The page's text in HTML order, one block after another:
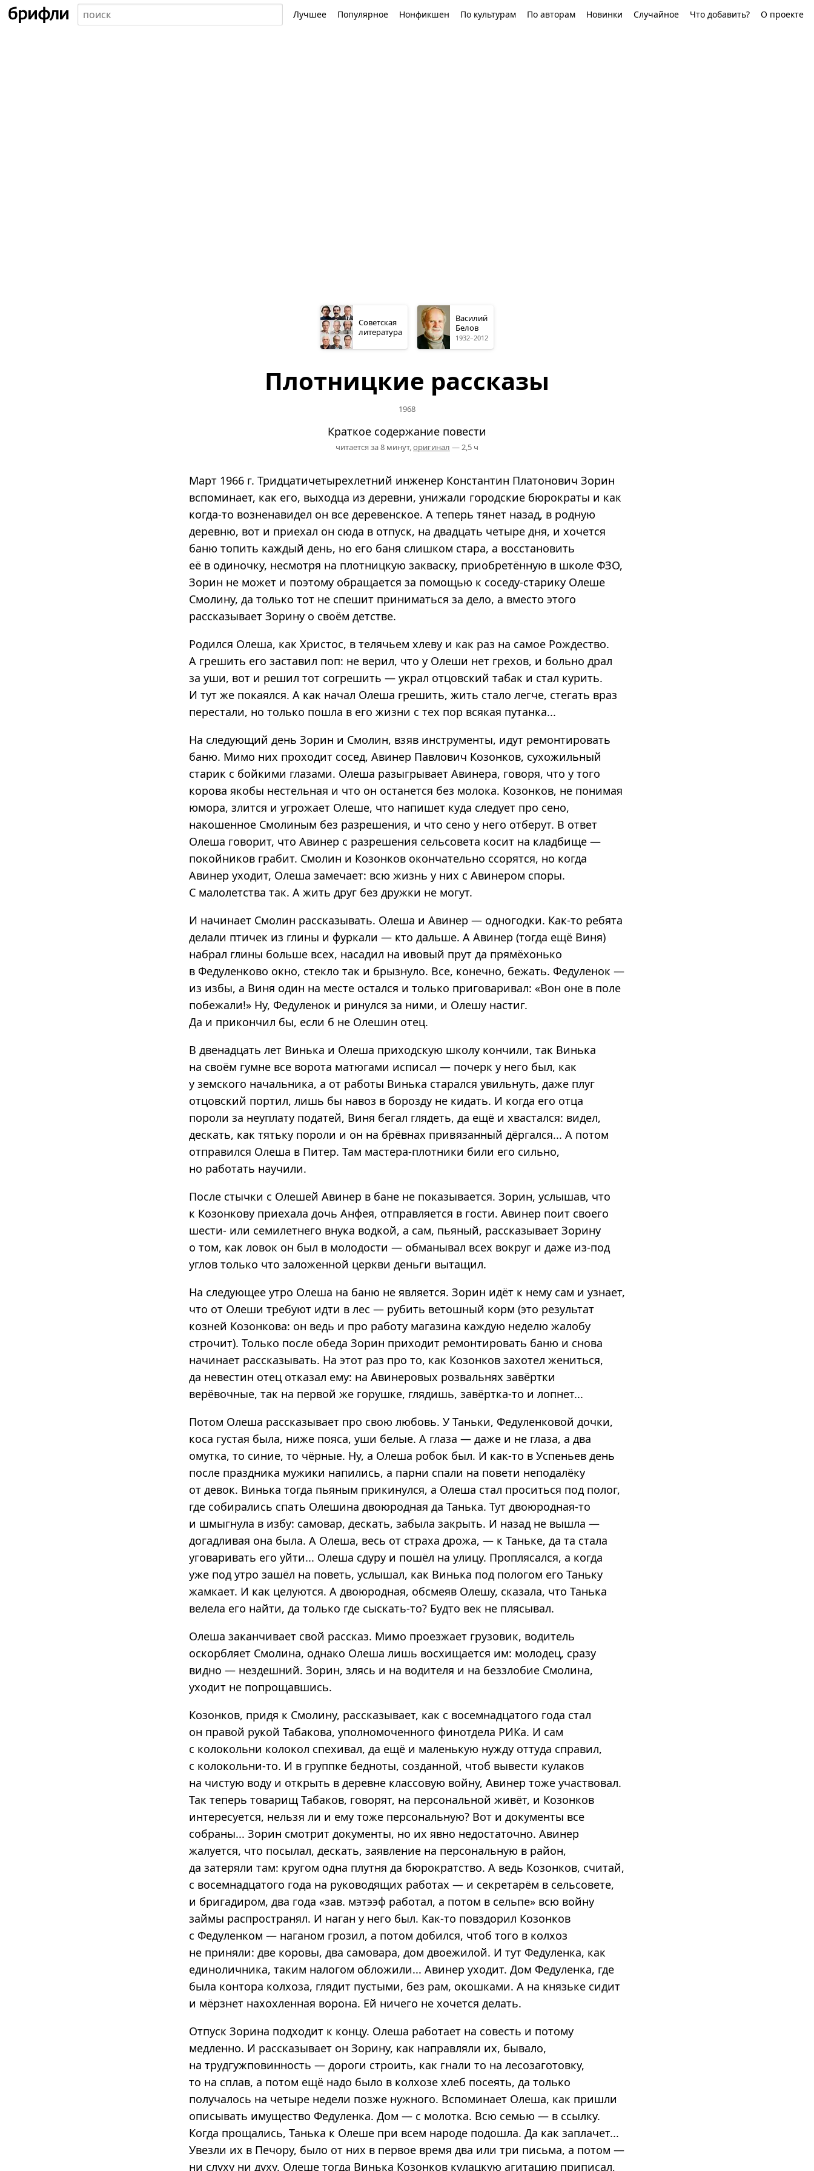
Лучшее Популярное Нонфикшен По культурам По авторам Новинки Случайное Что добавить? О проекте
Советская
литература
Василий
Белов
1932–2012
Плотницкие рассказы
1968
Краткое содержание повести
читается за 8 минут,оригинал — 2,5 ч
Март 1966 г. Тридцатичетырехлетний инженер Константин Платонович Зорин
вспоминает, как его, выходца из деревни, унижали городские бюрократы и как
когда-то возненавидел он все деревенское. А теперь тянет назад, в родную
деревню, вот и приехал он сюда в отпуск, на двадцать четыре дня, и хочется
баню топить каждый день, но его баня слишком стара, а восстановить
её в одиночку, несмотря на плотницкую закваску, приобретённую в школе ФЗО,
Зорин не может и поэтому обращается за помощью к соседу-старику Олеше
Смолину, да только тот не спешит приниматься за дело, а вместо этого
рассказывает Зорину о своём детстве.
Родился Олеша, как Христос, в телячьем хлеву и как раз на самое Рождество.
А грешить его заставил поп: не верил, что у Олеши нет грехов, и больно драл
за уши, вот и решил тот согрешить — украл отцовский табак и стал курить.
И тут же покаялся. А как начал Олеша грешить, жить стало легче, стегать враз
перестали, но только пошла в его жизни с тех пор всякая путанка...
На следующий день Зорин и Смолин, взяв инструменты, идут ремонтировать
баню. Мимо них проходит сосед, Авинер Павлович Козонков, сухожильный
старик с бойкими глазами. Олеша разыгрывает Авинера, говоря, что у того
корова якобы нестельная и что он останется без молока. Козонков, не понимая
юмора, злится и угрожает Олеше, что напишет куда следует про сено,
накошенное Смолиным без разрешения, и что сено у него отберут. В ответ
Олеша говорит, что Авинер с разрешения сельсовета косит на кладбище —
покойников грабит. Смолин и Козонков окончательно ссорятся, но когда
Авинер уходит, Олеша замечает: всю жизнь у них с Авинером споры.
С малолетства так. А жить друг без дружки не могут.
И начинает Смолин рассказывать. Олеша и Авинер — одногодки. Как-то ребята
делали птичек из глины и фуркали — кто дальше. А Авинер (тогда ещё Виня)
набрал глины больше всех, насадил на ивовый прут да прямёхонько
в Федуленково окно, стекло так и брызнуло. Все, конечно, бежать. Федуленок —
из избы, а Виня один на месте остался и только приговаривал: «Вон оне в поле
побежали!» Ну, Федуленок и ринулся за ними, и Олешу настиг.
Да и прикончил бы, если б не Олешин отец.
В двенадцать лет Винька и Олеша приходскую школу кончили, так Винька
на своём гумне все ворота матюгами исписал — почерк у него был, как
у земского начальника, а от работы Винька старался увильнуть, даже плуг
отцовский портил, лишь бы навоз в борозду не кидать. И когда его отца
пороли за неуплату податей, Виня бегал глядеть, да ещё и хвастался: видел,
дескать, как тятьку пороли и он на брёвнах привязанный дёргался... А потом
отправился Олеша в Питер. Там мастера-плотники били его сильно,
но работать научили.
После стычки с Олешей Авинер в бане не показывается. Зорин, услышав, что
к Козонкову приехала дочь Анфея, отправляется в гости. Авинер поит своего
шести- или семилетнего внука водкой, а сам, пьяный, рассказывает Зорину
о том, как ловок он был в молодости — обманывал всех вокруг и даже из-под
углов только что заложенной церкви деньги вытащил.
На следующее утро Олеша на баню не является. Зорин идёт к нему сам и узнает,
что от Олеши требуют идти в лес — рубить ветошный корм (это результат
козней Козонкова: он ведь и про работу магазина каждую неделю жалобу
строчит). Только после обеда Зорин приходит ремонтировать баню и снова
начинает рассказывать. На этот раз про то, как Козонков захотел жениться,
да невестин отец отказал ему: на Авинеровых розвальнях завёртки
верёвочные, так на первой же горушке, глядишь, завёртка-то и лопнет...
Потом Олеша рассказывает про свою любовь. У Таньки, Федуленковой дочки,
коса густая была, ниже пояса, уши белые. А глаза — даже и не глаза, а два
омутка, то синие, то чёрные. Ну, а Олеша робок был. И как-то в Успеньев день
после праздника мужики напились, а парни спали на повети неподалёку
от девок. Винька тогда пьяным прикинулся, а Олеша стал проситься под полог,
где собирались спать Олешина двоюродная да Танька. Тут двоюродная-то
и шмыгнула в избу: самовар, дескать, забыла закрыть. И назад не вышла —
догадливая она была. А Олеша, весь от страха дрожа, — к Таньке, да та стала
уговаривать его уйти... Олеша сдуру и пошёл на улицу. Проплясался, а когда
уже под утро зашёл на поветь, услышал, как Винька под пологом его Таньку
жамкает. И как целуются. А двоюродная, обсмеяв Олешу, сказала, что Танька
велела его найти, да только где сыскать-то? Будто век не плясывал.
Олеша заканчивает свой рассказ. Мимо проезжает грузовик, водитель
оскорбляет Смолина, однако Олеша лишь восхищается им: молодец, сразу
видно — нездешний. Зорин, злясь и на водителя и на беззлобие Смолина,
уходит не попрощавшись.
Козонков, придя к Смолину, рассказывает, как с восемнадцатого года стал
он правой рукой Табакова, уполномоченного финотдела РИКа. И сам
с колокольни колокол спехивал, да ещё и маленькую нужду оттуда справил,
с колокольни-то. И в группке бедноты, созданной, чтоб вывести кулаков
на чистую воду и открыть в деревне классовую войну, Авинер тоже участвовал.
Так теперь товарищ Табаков, говорят, на персональной живёт, и Козонков
интересуется, нельзя ли и ему тоже персональную? Вот и документы все
собраны... Зорин смотрит документы, но их явно недостаточно. Авинер
жалуется, что посылал, дескать, заявление на персональную в район,
да затеряли там: кругом одна плутня да бюрократство. А ведь Козонков, считай,
с восемнадцатого года на руководящих работах — и секретарём в сельсовете,
и бригадиром, два года «зав. мэтээф работал, а потом в сельпе» всю войну
займы распространял. И наган у него был. Как-то повздорил Козонков
с Федуленком — наганом грозил, а потом добился, чтоб того в колхоз
не приняли: две коровы, два самовара, дом двоежилой. И тут Федуленка, как
единоличника, таким налогом обложили... Авинер уходит. Дом Федуленка, где
была контора колхоза, глядит пустыми, без рам, окошками. А на князьке сидит
и мёрзнет нахохленная ворона. Ей ничего не хочется делать.
Отпуск Зорина подходит к концу. Олеша работает на совесть и потому
медленно. И рассказывает он Зорину, как направляли их, бывало,
на трудгужповинность — дороги строить, как гнали то на лесозаготовку,
то на сплав, а потом ещё надо было в колхозе хлеб посеять, да только
получалось на четыре недели позже нужного. Вспоминает Олеша, как пришли
описывать имущество Федуленка. Дом — с молотка. Всю семью — в ссылку.
Когда прощались, Танька к Олеше при всем народе подошла. Да как заплачет...
Увезли их в Печору, было от них в первое время два или три письма, а потом —
ни слуху ни духу. Олеше тогда Винька Козонков кулацкую агитацию приписал,